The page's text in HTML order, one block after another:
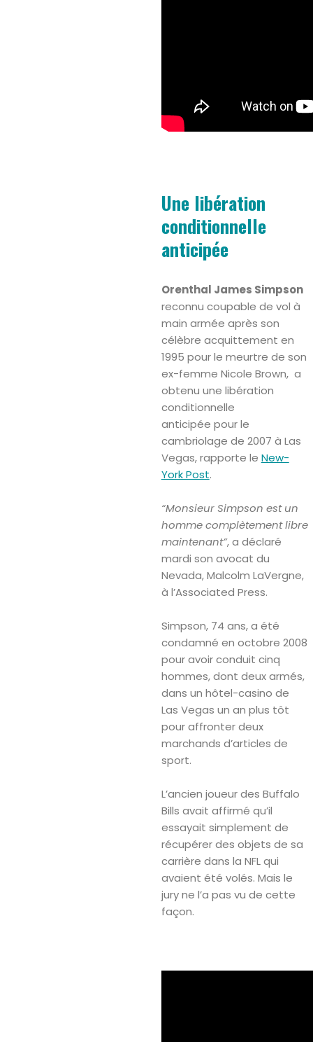
Une libération
conditionnelle
anticipée
Orenthal James Simpson
reconnu coupable de vol à
main armée après son
célèbre acquittement en
1995 pour le meurtre de son
ex-femme Nicole Brown, a
obtenu une libération
conditionnelle
anticipée pour le
cambriolage de 2007 à Las
Vegas, rapporte le New-
York Post.
“Monsieur Simpson est un
homme complètement libre
maintenant”, a déclaré
mardi son avocat du
Nevada, Malcolm LaVergne,
à l’Associated Press.
Simpson, 74 ans, a été
condamné en octobre 2008
pour avoir conduit cinq
hommes, dont deux armés,
dans un hôtel-casino de
Las Vegas un an plus tôt
pour affronter deux
marchands d’articles de
sport.
L’ancien joueur des Buffalo
Bills avait affirmé qu’il
essayait simplement de
récupérer des objets de sa
carrière dans la NFL qui
avaient été volés. Mais le
jury ne l’a pas vu de cette
façon.